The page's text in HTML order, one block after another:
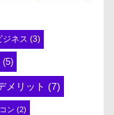
ジネス (3)
(5)
メリット (7)
ン (2)